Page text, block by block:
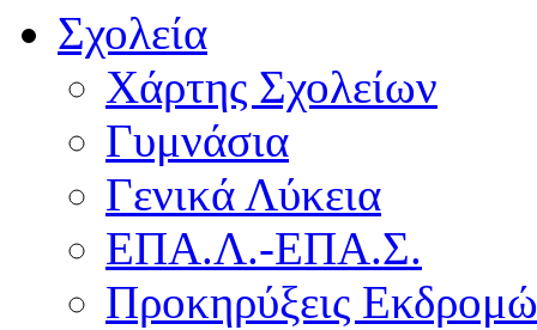
Σχολεία
Χάρτης Σχολείων
Γυμνάσια
Γενικά Λύκεια
ΕΠΑ.Λ.-ΕΠΑ.Σ.
Προκηρύξεις